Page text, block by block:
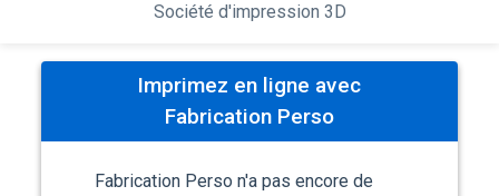
Société d'impression 3D
Imprimez en ligne avec
Fabrication Perso
Fabrication Perso n'a pas encore de